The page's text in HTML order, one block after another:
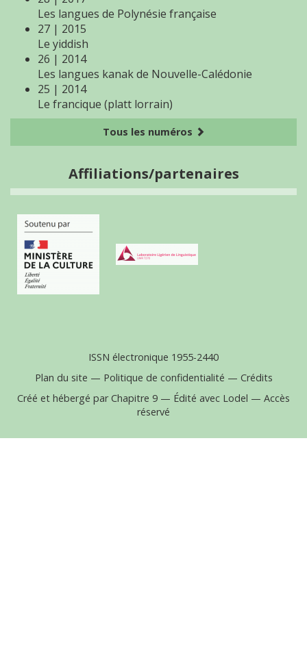
Les langues de Polynésie française
27 | 2015
Le yiddish
26 | 2014
Les langues kanak de Nouvelle-Calédonie
25 | 2014
Le francique (platt lorrain)
Tous les numéros
Affiliations/partenaires
ISSN électronique 1955-2440
Plan du site — Politique de confidentialité — Crédits
Créé et hébergé par Chapitre 9 — Édité avec Lodel — Accès
réservé